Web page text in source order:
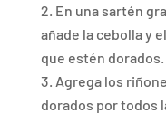
En una sartén
añade la cebolla y
que estén dorados.
Agrega los
dorados por todos